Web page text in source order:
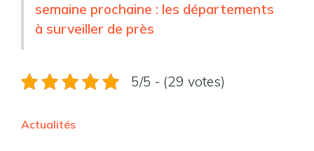
semaine prochaine : les départements
à surveiller de près
5/5 - (29 votes)
Actualités